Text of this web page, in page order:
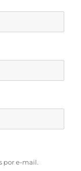
por e-mail.